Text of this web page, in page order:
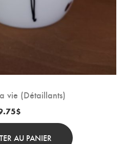
vie (Détaillants)
$
AU PANIER